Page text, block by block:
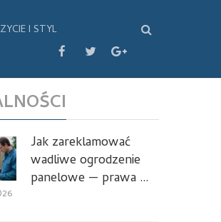
ZYCIE I STYL
Jak zareklamować
wadliwe ogrodzenie
panelowe — prawa …